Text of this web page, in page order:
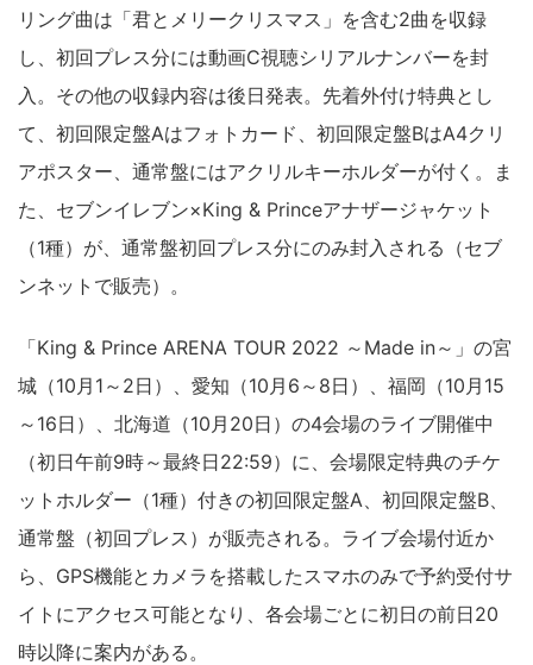
リング曲は「君とメリークリスマス」を含む2曲を収録
し、初回プレス分には動画C視聴シリアルナンバーを封
入。その他の収録内容は後日発表。先着外付け特典とし
て、初回限定盤Aはフォトカード、初回限定盤BはA4クリ
アポスター、通常盤にはアクリルキーホルダーが付く。ま
た、セブンイレブン×King & Princeアナザージャケット
（1種）が、通常盤初回プレス分にのみ封入される（セブ
ンネットで販売）。
「King & Prince ARENA TOUR 2022 ～Made in～」の宮
城（10月1～2日）、愛知（10月6～8日）、福岡（10月15
～16日）、北海道（10月20日）の4会場のライブ開催中
（初日午前9時～最終日22:59）に、会場限定特典のチケ
ットホルダー（1種）付きの初回限定盤A、初回限定盤B、
通常盤（初回プレス）が販売される。ライブ会場付近か
ら、GPS機能とカメラを搭載したスマホのみで予約受付サ
イトにアクセス可能となり、各会場ごとに初日の前日20
時以降に案内がある。